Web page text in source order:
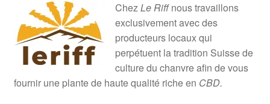
ChezLe Riffnous travaillons
exclusivement avec des
producteurs locaux qui
perpétuent la tradition Suisse de
culture du chanvre afin de vous
fournir une plante de haute qualité riche en CBD.